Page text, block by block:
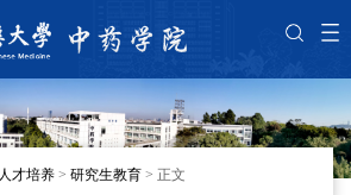
人才培养 > 研究生教育 > 正文